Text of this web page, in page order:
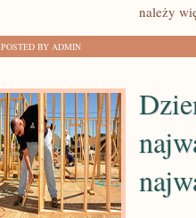
W
GÓRY
JEST
NIEZWYKLE
CIĘŻKA
należy
POSTED BY ADMIN